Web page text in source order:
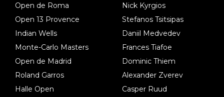
Open de Roma
Open 13 Provence
Indian Wells
Monte-Carlo Masters
Open de Madrid
Roland Garros
Halle Open
Nick Kyrgios
Stefanos Tsitsipas
Daniil Medvedev
Frances Tiafoe
Dominic Thiem
Alexander Zverev
Casper Ruud